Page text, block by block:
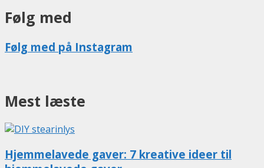
Følg med
Følg med på Instagram
Mest læste
Hjemmelavede gaver: 7 kreative ideer til